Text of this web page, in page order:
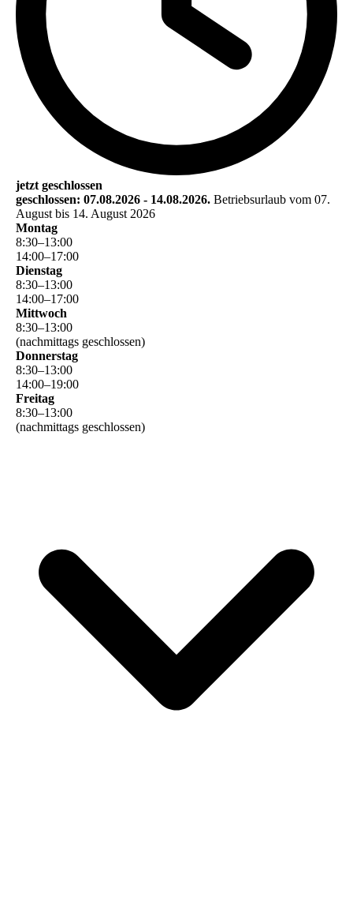
jetzt geschlossen
geschlossen: 07.08.2026 - 14.08.2026. Betriebsurlaub vom 07.
August bis 14. August 2026
Montag
8:30–13:00
14:00–17:00
Dienstag
8:30–13:00
14:00–17:00
Mittwoch
8:30–13:00
(nachmittags geschlossen)
Donnerstag
8:30–13:00
14:00–19:00
Freitag
8:30–13:00
(nachmittags geschlossen)